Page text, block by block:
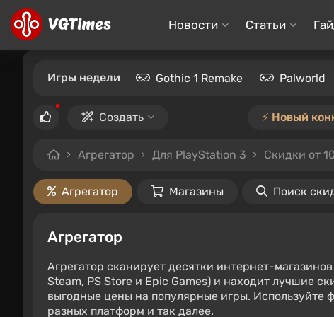
Новости Статьи
Игры недели Gothic 1 Remake Palworld
Создать ⚡️ Новый
Агрегатор Для PlayStation 3 Скидки от
Агрегатор Магазины Поиск
Агрегатор
Агрегатор сканирует десятки интернет-
Steam, PS Store и Epic Games) и находит лучшие
выгодные цены на популярные игры. Используйте
разных платформ и так далее.